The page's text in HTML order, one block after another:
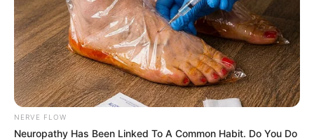
Guatemala Dental
NERVE FLOW
Neuropathy Has Been Linked To A Common Habit. Do You Do